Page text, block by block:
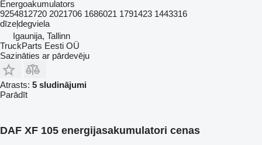
Energoakumulators
9254812720 2021706 1686021 1791423 1443316
dīzeļdegviela
Igaunija, Tallinn
TruckParts Eesti OÜ
Sazināties ar pārdevēju
Atrasts: 5 sludinājumi
Parādīt
DAF XF 105 energijasakumulatori cenas